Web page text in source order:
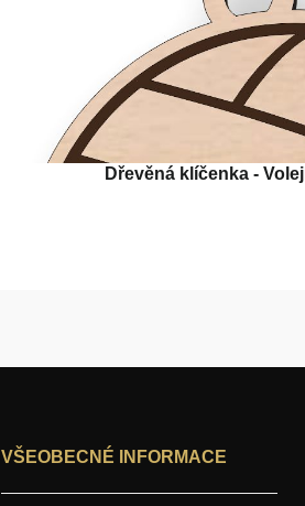
Dřevěná klíčenka -
VŠEOBECNÉ INFORMACE